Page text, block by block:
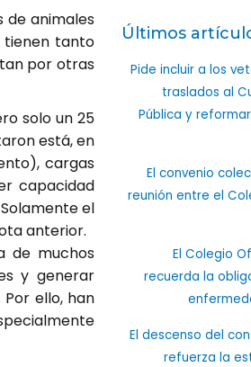
de animales
tienen tanto
por otras
solo un 25
está, en
cargas
capacidad
el
anterior.
de muchos
y generar
ello, han
Últimos
Pide incluir a los
traslados al
Pública y
El convenio
reunión entre el
El Colegio
recuerda la
El descenso del
refuerza la